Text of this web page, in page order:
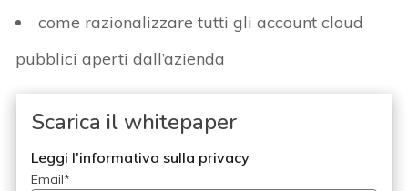
come razionalizzare tutti gli account cloud
pubblici aperti dall’azienda
Scarica il whitepaper
Leggi l'informativa sulla privacy
Email*